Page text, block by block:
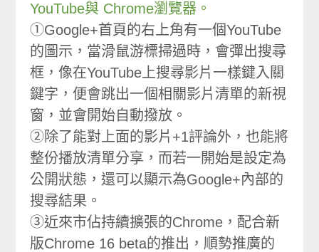
YouTube與 Chrome瀏覽器。
①Google+首頁的右上角有一個YouTube
的圖示，當滑鼠游標掃過時，會彈出搜尋
框，像在YouTube上搜尋影片一樣鍵入關
鍵字，便會跳出一個相關影片清單的新視
窗，並會開始自動撥放。
②除了能對上面的影片+1評論外，也能將
整份播放清單分享，而若一開始是設定為
公開狀態，還可以顯示為Google+內部的
搜尋結果。
③近來市佔持續擴張的Chrome，配合新
版Chrome 16 beta的推出，順勢推廣的